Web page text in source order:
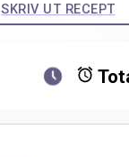
SKRIV UT RECEPT